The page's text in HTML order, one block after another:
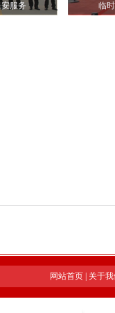
服务 临
网站首页| 关于我